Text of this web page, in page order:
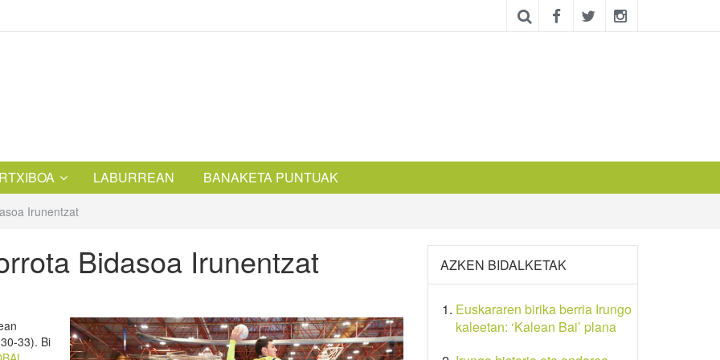
LABURREAN BANAKETA PUNTUAK
Irunentzat
Bidasoa Irunentzat
33). Bi
AZKEN BIDALKETAK
Euskararen birika berria Irungo
kaleetan: ‘Kalean Bai’ plana